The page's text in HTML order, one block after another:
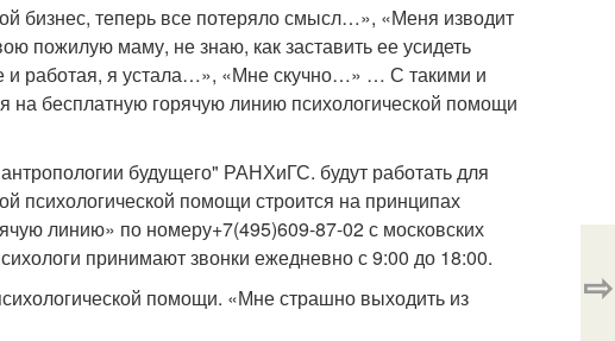
бизнес, теперь все потеряло смысл…», «Меня изводит
пожилую маму, не знаю, как заставить ее усидеть
и работая, я устала…», «Мне скучно…» … С такими и
на бесплатную горячую линию психологической помощи
будущего" РАНХиГС. будут работать для
психологической помощи строится на принципах
линию» по номеру+7(495)609-87-02 с московских
принимают звонки ежедневно с 9:00 до 18:00.
помощи. «Мне страшно выходить из
⇨